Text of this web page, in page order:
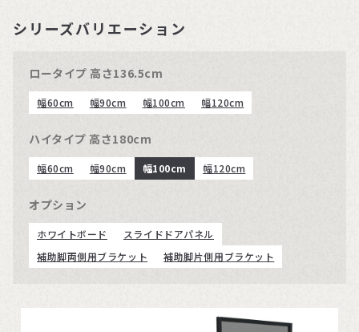
シリーズバリエーション
ロータイプ 高さ136.5cm
幅60cm 幅90cm 幅100cm 幅120cm
ハイタイプ 高さ180cm
幅60cm 幅90cm 幅100cm 幅120cm
オプション
ホワイトボード
スライドドアパネル
補助脚両側用ブラケット
補助脚片側用ブラケット